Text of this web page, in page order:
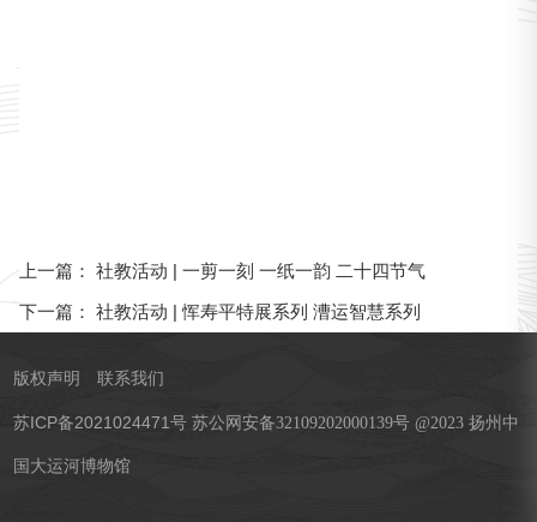
上一篇： 社教活动 | 一剪一刻 一纸一韵 二十四节气
下一篇： 社教活动 | 恽寿平特展系列 漕运智慧系列
版权声明 联系我们
苏ICP备2021024471号 苏公网安备32109202000139号 @2023 扬州中
国大运河博物馆